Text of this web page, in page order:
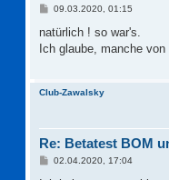
B
i
r
09.03.2020, 01:15
natürlich ! so war's.
Ich glaube, manche
Club-Zawalsky
Re: Betatest BOM
B02.04.2020, 17:04